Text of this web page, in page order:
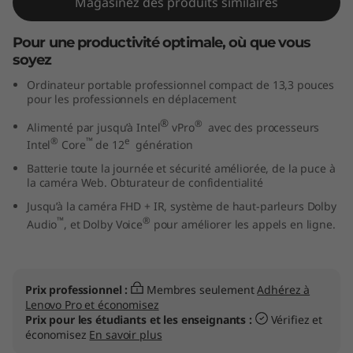
n
k
P
a
d
Pour une productivité optimale, où que vous
soyez
Ordinateur portable professionnel compact de 13,3 pouces
pour les professionnels en déplacement
Alimenté par jusqu’à Intel® vPro® avec des processeurs
Intel® Core™ de 12e génération
Batterie toute la journée et sécurité améliorée, de la puce à
la caméra Web. Obturateur de confidentialité
Jusqu’à la caméra FHD + IR, système de haut-parleurs Dolby
Audio™, et Dolby Voice® pour améliorer les appels en ligne.
Prix professionnel : Membres seulementAdhérez à
Lenovo Pro et économisez
Prix pour les étudiants et les enseignants :
Vérifiez et
économisez En savoir plus